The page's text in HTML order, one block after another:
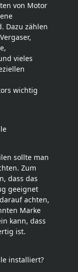
von Motor
Dazu zählen
vieles
wichtig
sollte man
Zum
dass das
geeignet
achten,
Marke
kann, dass
ist.
installiert?